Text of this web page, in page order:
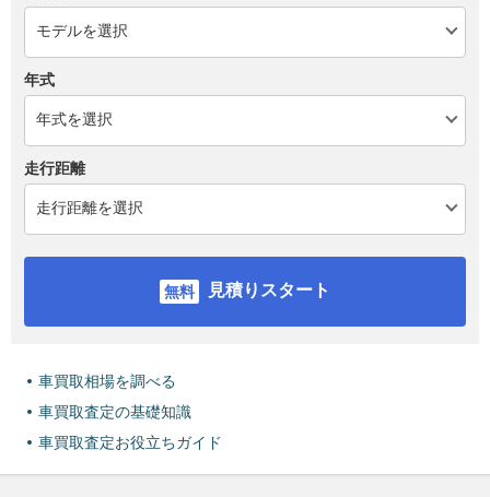
年式
走行距離
見積りスタート
車買取相場を調べる
車買取査定の基礎知識
車買取査定お役立ちガイド